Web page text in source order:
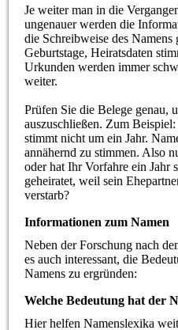
Je weiter man in die
ungenauer werden die
die Schreibweise des
Geburtstage, Heiratsdaten
Urkunden werden immer
weiter.
Prüfen Sie die Belege genau,
auszuschließen. Zum
stimmt nicht um ein Jahr.
annähernd zu stimmen. Also
oder hat Ihr Vorfahre ein Jahr
geheiratet, weil sein
verstarb?
Informationen zum Namen
Neben der Forschung nach
es auch interessant, die
Namens zu ergründen:
Welche Bedeutung hat der
Hier helfen Namenslexika